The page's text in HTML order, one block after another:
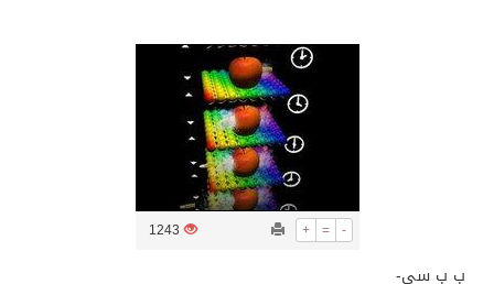
ثلة من الضابطات في الجييش الكويتي
+ = -
1243
ب ب سي-